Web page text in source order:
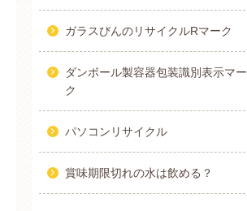
ガラスびんのリサイクルRマーク
ダンボール製容器包装識別表示マー
ク
パソコンリサイクル
賞味期限切れの水は飲める？